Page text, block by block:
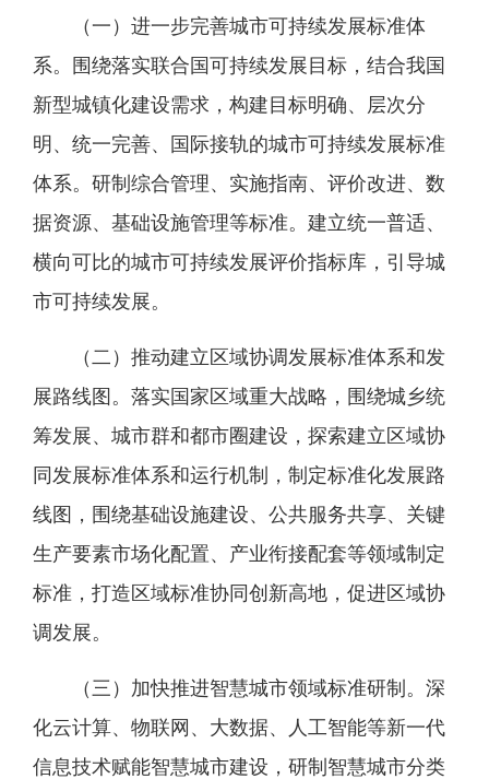
（一）进一步完善城市可持续发展标准体
系。围绕落实联合国可持续发展目标，结合我国
新型城镇化建设需求，构建目标明确、层次分
明、统一完善、国际接轨的城市可持续发展标准
体系。研制综合管理、实施指南、评价改进、数
据资源、基础设施管理等标准。建立统一普适、
横向可比的城市可持续发展评价指标库，引导城
市可持续发展。
（二）推动建立区域协调发展标准体系和发
展路线图。落实国家区域重大战略，围绕城乡统
筹发展、城市群和都市圈建设，探索建立区域协
同发展标准体系和运行机制，制定标准化发展路
线图，围绕基础设施建设、公共服务共享、关键
生产要素市场化配置、产业衔接配套等领域制定
标准，打造区域标准协同创新高地，促进区域协
调发展。
（三）加快推进智慧城市领域标准研制。深
化云计算、物联网、大数据、人工智能等新一代
信息技术赋能智慧城市建设，研制智慧城市分类